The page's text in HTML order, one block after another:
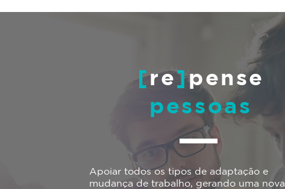
[re]pense
pessoas
Apoiar todos os tipos de adaptação e
mudança de trabalho, gerando uma nova